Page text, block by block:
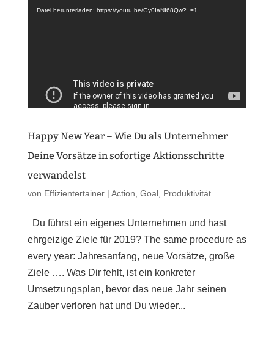
Player
Datei herunterladen: https://youtu.be/Gy0IaNI68Qw?_=1
Happy New Year – Wie Du als Unternehmer
Deine Vorsätze in sofortige Aktionsschritte
verwandelst
von Effizientertainer| Action Goal, Produktivität
Du führst ein eigenes Unternehmen und hast
ehrgeizige Ziele für 2019? The same procedure as
every year: Jahresanfang, neue Vorsätze, große
Ziele …. Was Dir fehlt, ist ein konkreter
Umsetzungsplan, bevor das neue Jahr seinen
Zauber verloren hat und Du wieder...